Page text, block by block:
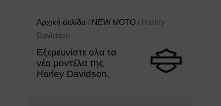
Αρχική σελίδα / NEW MOTO / Harley
Davidson
Εξερευνίστε ολα τα
νέα μοντέλα της
Harley Davidson.